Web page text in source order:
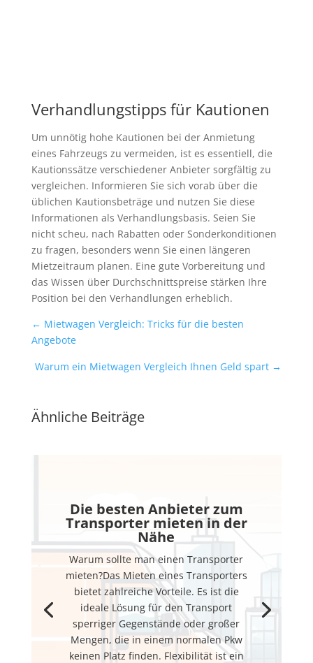
Verhandlungstipps für Kautionen
Um unnötig hohe Kautionen bei der Anmietung
eines Fahrzeugs zu vermeiden, ist es essentiell, die
Kautionssätze verschiedener Anbieter sorgfältig zu
vergleichen. Informieren Sie sich vorab über die
üblichen Kautionsbeträge und nutzen Sie diese
Informationen als Verhandlungsbasis. Seien Sie
nicht scheu, nach Rabatten oder Sonderkonditionen
zu fragen, besonders wenn Sie einen längeren
Mietzeitraum planen. Eine gute Vorbereitung und
das Wissen über Durchschnittspreise stärken Ihre
Position bei den Verhandlungen erheblich.
← Mietwagen Vergleich: Tricks für die besten
Angebote
Warum ein Mietwagen Vergleich Ihnen Geld spart →
Ähnliche Beiträge
Die besten Anbieter zum
Transporter mieten in der
Nähe
Warum sollte man einen Transporter
mieten?Das Mieten eines Transporters
bietet zahlreiche Vorteile. Es ist die
ideale Lösung für den Transport
sperriger Gegenstände oder großer
Mengen, die in einem normalen Pkw
keinen Platz finden. Flexibilität ist ein